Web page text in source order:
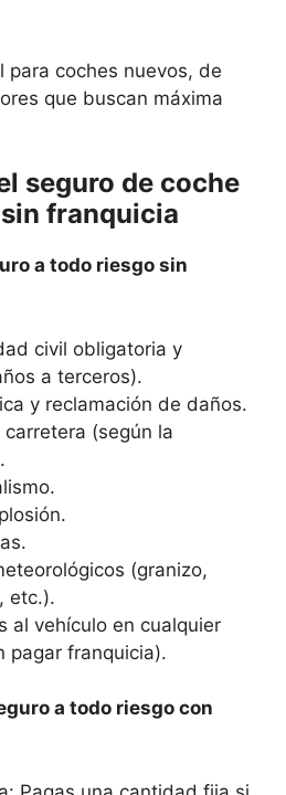
para coches nuevos, de
que buscan máxima
seguro de coche
franquicia
a todo riesgo sin
civil obligatoria y
a terceros).
y reclamación de daños.
(según la
(granizo,
etc.).
al vehículo en cualquier
pagar franquicia).
a todo riesgo con